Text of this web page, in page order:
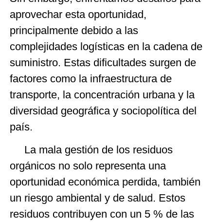
aprovechar esta oportunidad,
principalmente debido a las
complejidades logísticas en la cadena de
suministro. Estas dificultades surgen de
factores como la infraestructura de
transporte, la concentración urbana y la
diversidad geográfica y sociopolítica del
país.
La mala gestión de los residuos
orgánicos no solo representa una
oportunidad económica perdida, también
un riesgo ambiental y de salud. Estos
residuos contribuyen con un 5 % de las